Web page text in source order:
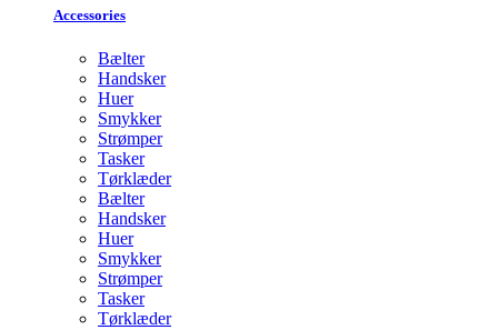
Accessories
Bælter
Handsker
Huer
Smykker
Strømper
Tasker
Tørklæder
Bælter
Handsker
Huer
Smykker
Strømper
Tasker
Tørklæder